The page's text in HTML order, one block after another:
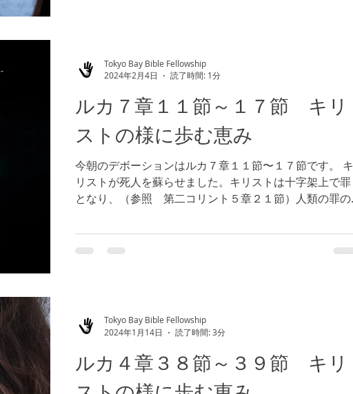
ルカ７章１１節～１７節 キリ
ストの様に歩む恵み
今朝のデボーションはルカ７章１１節〜１７節です。 キ
リストが死人を蘇らせました。キリストは十字架上で罪
となり、（参照 第二コリント５章２１節）人類の罪の
照 へブル１２章１２節）そして、キリストを蘇らせた
神様の御力は、私たちの...
Tokyo Bay Bible Fellowship
2024年2月4日
読了時間: 1分
ルカ４章３８節～３９節 キリ
Tokyo Bay Bible Fellowship
2024年1月14日
読了時間: 3分